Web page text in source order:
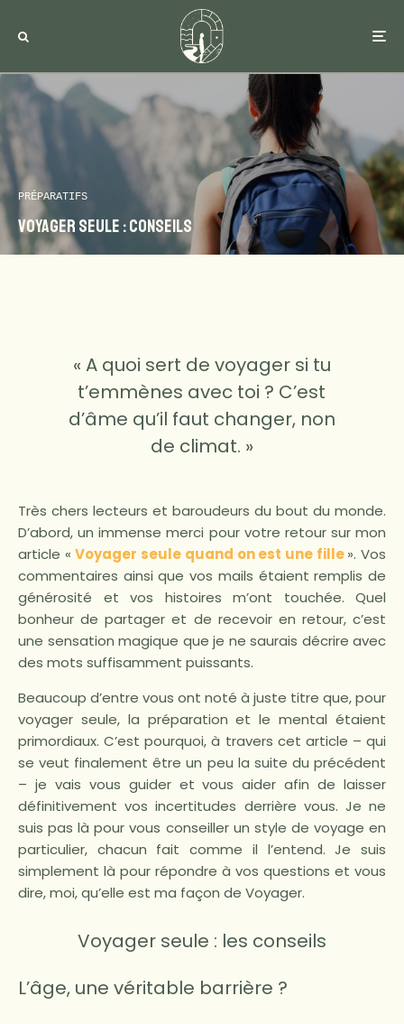
PRÉPARATIFS
Voyager seule : conseils
« A quoi sert de voyager si tu
t’emmènes avec toi ? C’est
d’âme qu’il faut changer, non
de climat. »
Très chers lecteurs et baroudeurs du bout du monde.
D’abord, un immense merci pour votre retour sur mon
article «Voyager seule quand on est une fille». Vos
commentaires ainsi que vos mails étaient remplis de
générosité et vos histoires m’ont touchée. Quel
bonheur de partager et de recevoir en retour, c’est
une sensation magique que je ne saurais décrire avec
des mots suffisamment puissants.
Beaucoup d’entre vous ont noté à juste titre que, pour
voyager seule, la préparation et le mental étaient
primordiaux. C’est pourquoi, à travers cet article – qui
se veut finalement être un peu la suite du précédent
– je vais vous guider et vous aider afin de laisser
définitivement vos incertitudes derrière vous. Je ne
suis pas là pour vous conseiller un style de voyage en
particulier, chacun fait comme il l’entend. Je suis
simplement là pour répondre à vos questions et vous
dire, moi, qu’elle est ma façon de Voyager.
Voyager seule : les conseils
L’âge, une véritable barrière ?